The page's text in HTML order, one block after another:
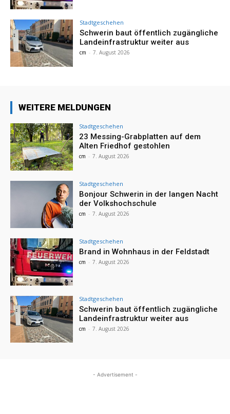
Stadtgeschehen
Schwerin baut öffentlich zugängliche
Landeinfrastruktur weiter aus
cm - 7. August 2026
WEITERE MELDUNGEN
Stadtgeschehen
23 Messing-Grabplatten auf dem
Alten Friedhof gestohlen
cm - 7. August 2026
Stadtgeschehen
Bonjour Schwerin in der langen Nacht
der Volkshochschule
cm - 7. August 2026
Stadtgeschehen
Brand in Wohnhaus in der Feldstadt
cm - 7. August 2026
Stadtgeschehen
Schwerin baut öffentlich zugängliche
Landeinfrastruktur weiter aus
cm - 7. August 2026
- Advertisement -